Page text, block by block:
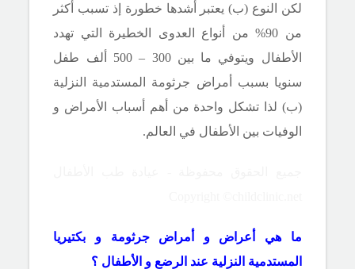
لكن النوع (ب) يعتبر أشدها خطورة إذ تسبب أكثر
من 90% من أنواع العدوى الخطيرة التي تهدد
الأطفال ويتوفي ما بين 300 – 500 ألف طفل
سنويا بسبب أمراض جرثومة المستدمية النزلية
(ب) لذا تشكل واحدة من أهم أسباب الأمراض و
الوفيات بين الأطفال في العالم.
ما هي أعراض و أمراض جرثومة و بكتيريا
المستدمية النزلية عند الرضع و الأطفال ؟